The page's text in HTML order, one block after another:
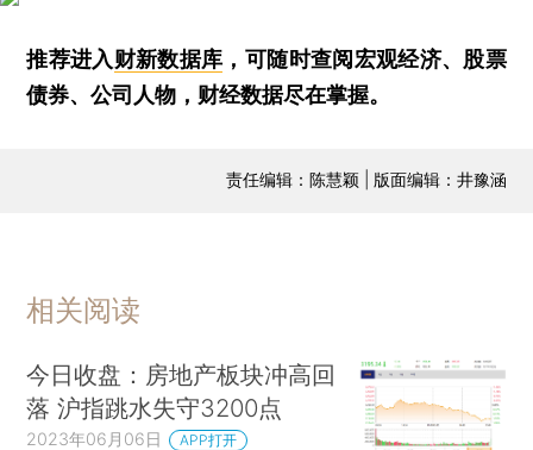
推荐进入财新数据库 ，可随时查阅宏观经济、股票
债券、公司人物，财经数据尽在掌握。
责任编辑：陈慧颖 | 版面编辑：井豫涵
相关阅读
今日收盘：房地产板块冲高回
落 沪指跳水失守3200点
2023年06月06日 APP打开